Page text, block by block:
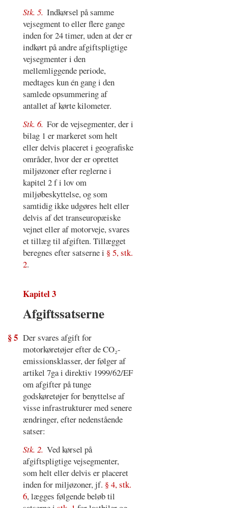
Stk. 5. Indkørsel på samme
vejsegment to eller flere gange
inden for 24 timer, uden at der er
indkørt på andre afgiftspligtige
vejsegmenter i den
mellemliggende periode,
medtages kun én gang i den
samlede opsummering af
antallet af kørte kilometer.
Stk. 6. For de vejsegmenter, der i
bilag 1 er markeret som helt
eller delvis placeret i geografiske
områder, hvor der er oprettet
miljøzoner efter reglerne i
kapitel 2 f i lov om
miljøbeskyttelse, og som
samtidig ikke udgøres helt eller
delvis af det transeuropæiske
vejnet eller af motorveje, svares
et tillæg til afgiften. Tillægget
beregnes efter satserne i § 5, stk.
2.
Kapitel 3
Afgiftssatserne
§ 5 Der svares afgift for
motorkøretøjer efter de CO₂-
emissionsklasser, der følger af
artikel 7ga i direktiv 1999/62/EF
om afgifter på tunge
godskøretøjer for benyttelse af
visse infrastrukturer med senere
ændringer, efter nedenstående
satser:
Stk. 2. Ved kørsel på
afgiftspligtige vejsegmenter,
som helt eller delvis er placeret
inden for miljøzoner, jf. § 4, stk.
6, lægges følgende beløb til